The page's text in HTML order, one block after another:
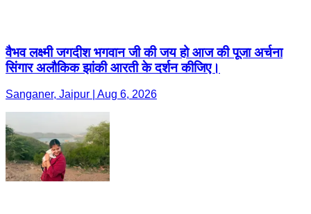
वैभव लक्ष्मी जगदीश भगवान जी की जय हो आज की पूजा अर्चना
सिंगार अलौकिक झांकी आरती के दर्शन कीजिए।
Sanganer, Jaipur | Aug 6, 2026